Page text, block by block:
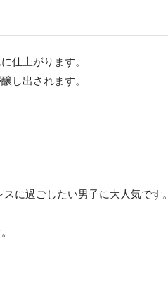
仕上がります。
し出されます。
に過ごしたい男子に大人気です。